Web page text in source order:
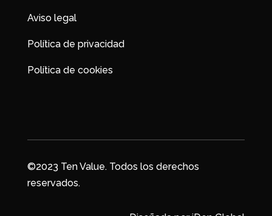
Aviso legal
Política de privacidad
Política de cookies
©2023 Ten Value. Todos los derechos
reservados.